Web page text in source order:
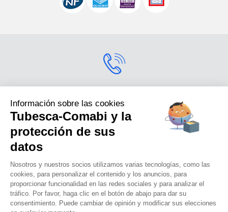
Para más información
sobre nuestros productos,
contáctenos.s
+33 (0) 4 74 00 90 90
Tubesca-comabi©2016
Información sobre las cookies
Tubesca-Comabi y la
protección de sus
datos
Nosotros y nuestros socios utilizamos varias tecnologías, como las
cookies, para personalizar el contenido y los anuncios, para
proporcionar funcionalidad en las redes sociales y para analizar el
tráfico. Por favor, haga clic en el botón de abajo para dar su
consentimiento. Puede cambiar de opinión y modificar sus elecciones